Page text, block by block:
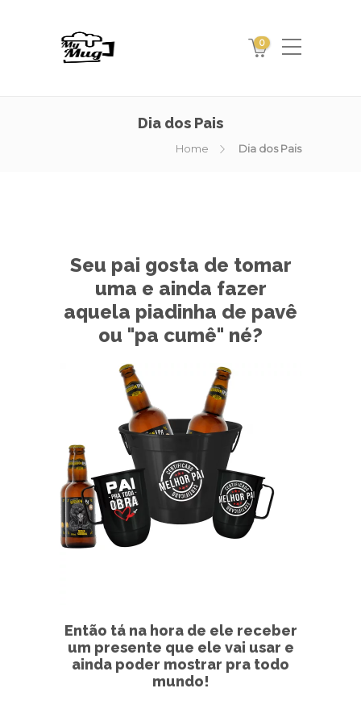
0
Dia dos Pais
Home Dia dos Pais
Seu pai gosta de tomar
uma e ainda fazer
aquela piadinha de pavê
ou "pa cumê" né?
Então tá na hora de ele receber
um presente que ele vai usar e
ainda poder mostrar pra todo
mundo!